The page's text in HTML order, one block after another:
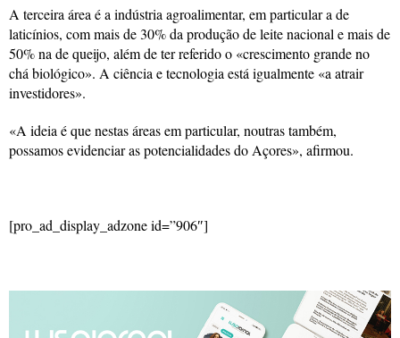
A terceira área é a indústria agroalimentar, em particular a de
laticínios, com mais de 30% da produção de leite nacional e mais de
50% na de queijo, além de ter referido o «crescimento grande no
chá biológico». A ciência e tecnologia está igualmente «a atrair
investidores».
«A ideia é que nestas áreas em particular, noutras também,
possamos evidenciar as potencialidades do Açores», afirmou.
[pro_ad_display_adzone id=”906″]